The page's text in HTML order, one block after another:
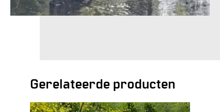
Gerelateerde producten